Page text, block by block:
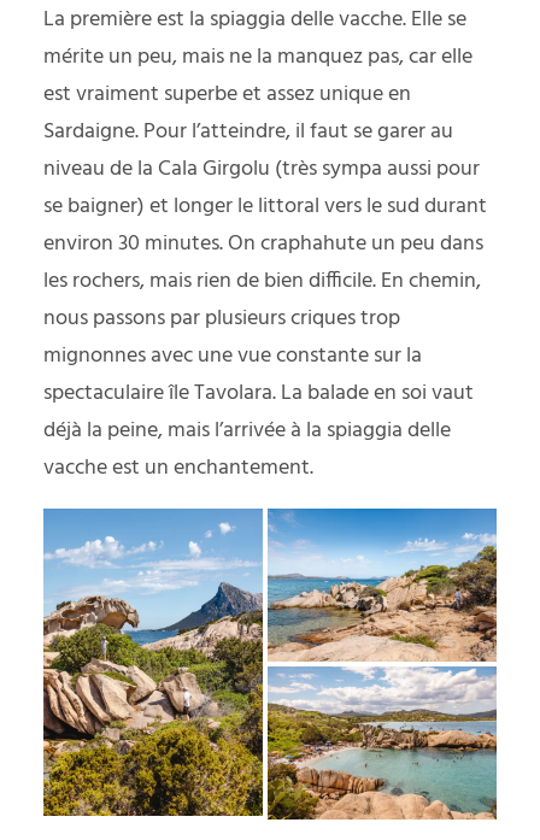
La première est la spiaggia delle vacche. Elle se
mérite un peu, mais ne la manquez pas, car elle
est vraiment superbe et assez unique en
Sardaigne. Pour l’atteindre, il faut se garer au
niveau de la Cala Girgolu (très sympa aussi pour
se baigner) et longer le littoral vers le sud durant
environ 30 minutes. On craphahute un peu dans
les rochers, mais rien de bien difficile. En chemin,
nous passons par plusieurs criques trop
mignonnes avec une vue constante sur la
spectaculaire île Tavolara. La balade en soi vaut
déjà la peine, mais l’arrivée à la spiaggia delle
vacche est un enchantement.